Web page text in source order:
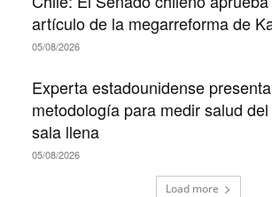
artículo de la megarreforma de
05/08/2026
Experta estadounidense
metodología para medir salud
sala llena
05/08/2026
Load more